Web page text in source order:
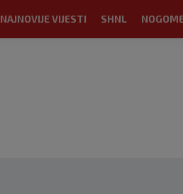
NAJNOVIJE VIJESTI SHNL